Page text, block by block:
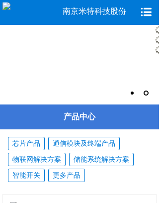
产品中心
芯片产品
通信模块及终端产品
物联网解决方案
储能系统解决方案
智能开关
更多产品
南京米特科技股份